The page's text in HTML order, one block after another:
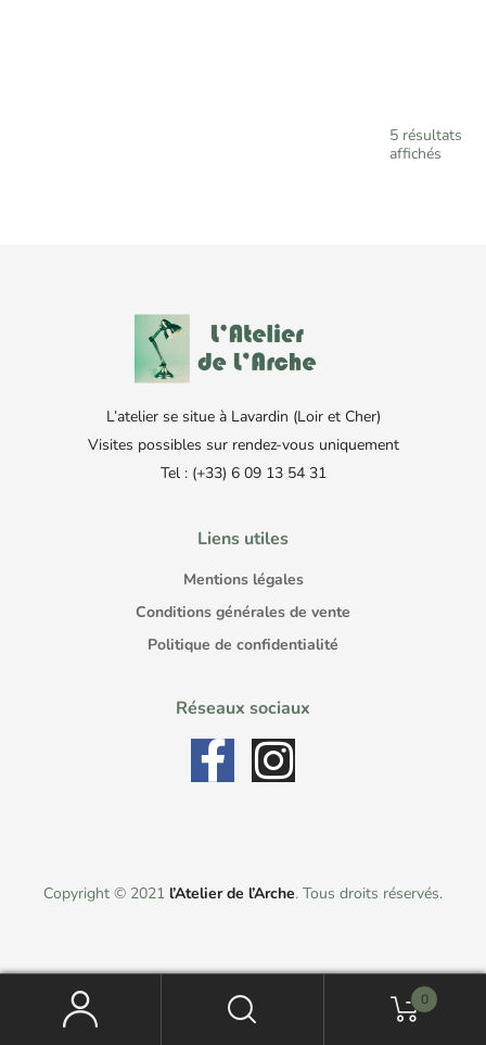
5 résultats
affichés
L’atelier se situe à Lavardin (Loir et Cher)
Visites possibles sur rendez-vous uniquement
Tel : (+33) 6 09 13 54 31
Liens utiles
Mentions légales
Conditions générales de vente
Politique de confidentialité
Réseaux sociaux
Copyright © 2021 l’Atelier de l’Arche. Tous droits réservés.
0